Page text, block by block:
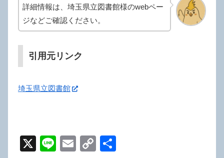
詳細情報は、埼玉県立図書館様のwebペー
ジなどご確認ください。
引用元リンク
埼玉県立図書館
X
Li
E
C